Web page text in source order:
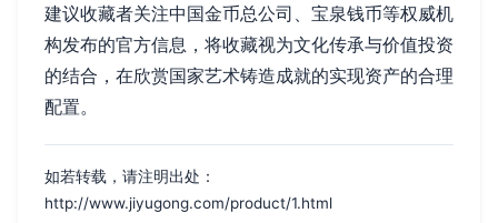
建议收藏者关注中国金币总公司、宝泉钱币等权威机
构发布的官方信息，将收藏视为文化传承与价值投资
的结合，在欣赏国家艺术铸造成就的实现资产的合理
配置。
如若转载，请注明出处：
http://www.jiyugong.com/product/1.html